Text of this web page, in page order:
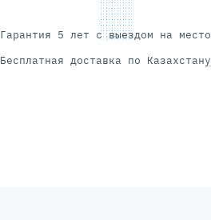
Гарантия 5 лет с выездом на место
Бесплатная доставка по Казахстану